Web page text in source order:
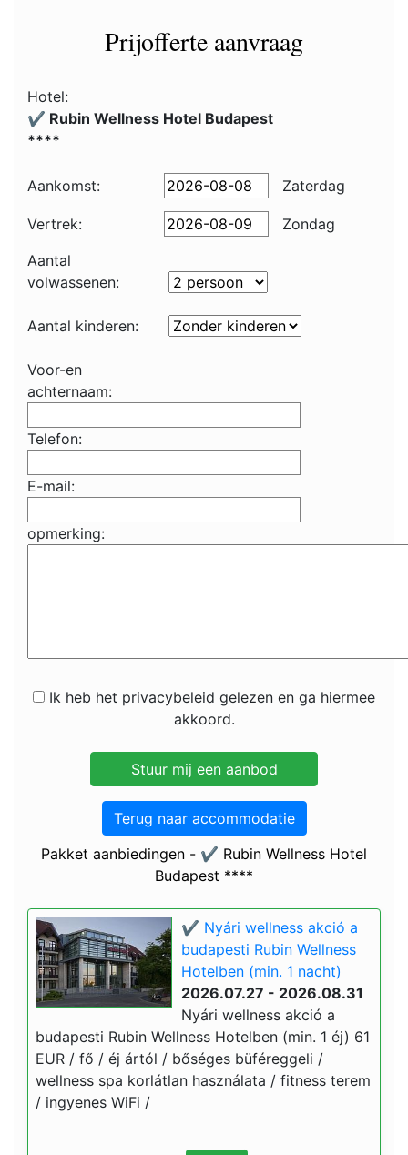
Prijofferte aanvraag
Hotel:
✔️ Rubin Wellness Hotel Budapest
****
Aankomst: Zaterdag
Vertrek:
Zondag
Aantal
volwassenen:
Aantal kinderen:
Voor-en
achternaam:
Telefon:
E-mail:
opmerking:
Ik heb het privacybeleid gelezen en ga hiermee
akkoord.
Terug naar accommodatie
Pakket aanbiedingen - ✔️ Rubin Wellness Hotel
Budapest ****
✔️ Nyári wellness akció a
budapesti Rubin Wellness
Hotelben (min. 1 nacht)
2026.07.27 - 2026.08.31
Nyári wellness akció a
budapesti Rubin Wellness Hotelben (min. 1 éj) 61
EUR / fő / éj ártól / bőséges büféreggeli /
wellness spa korlátlan használata / fitness terem
/ ingyenes WiFi /